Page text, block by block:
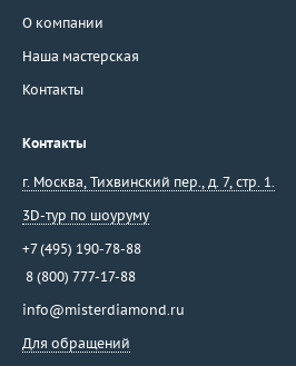
О компании
Наша мастерская
Контакты
Контакты
г. Москва, Тихвинский пер., д. 7, стр. 1.
3D-тур по шоуруму
+7 (495) 190-78-88
8 (800) 777-17-88
info@misterdiamond.ru
Для обращений